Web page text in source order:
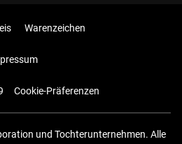
Warenzeichen
Cookie-Präferenzen
und Tochterunternehmen. Alle